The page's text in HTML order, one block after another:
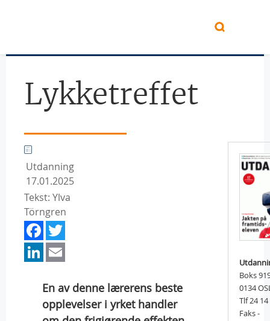
Lykketreffet
Utdanning
17.01.2025
Tekst: Ylva
Törngren
Facebook
LinkedIn
En av denne lærerens beste
opplevelser i yrket handler
Boks
0134
Tlf 24
Faks -